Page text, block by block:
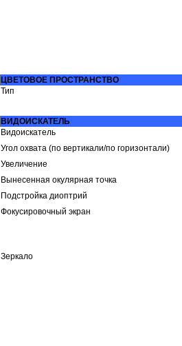
ЦВЕТОВОЕ ПРОСТРАНСТВО
Тип
ВИДОИСКАТЕЛЬ
Видоискатель
Угол охвата (по вертикали/по горизонтали)
Увеличение
Вынесенная окулярная точка
Подстройка диоптрий
Фокусировочный экран
Зеркало